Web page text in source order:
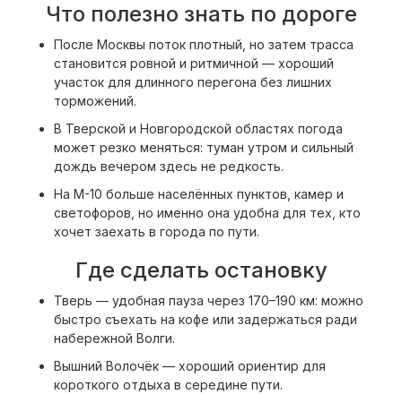
Что полезно знать по дороге
После Москвы поток плотный, но затем трасса
становится ровной и ритмичной — хороший
участок для длинного перегона без лишних
торможений.
В Тверской и Новгородской областях погода
может резко меняться: туман утром и сильный
дождь вечером здесь не редкость.
На М-10 больше населённых пунктов, камер и
светофоров, но именно она удобна для тех, кто
хочет заехать в города по пути.
Где сделать остановку
Тверь — удобная пауза через 170–190 км: можно
быстро съехать на кофе или задержаться ради
набережной Волги.
Вышний Волочёк — хороший ориентир для
короткого отдыха в середине пути.